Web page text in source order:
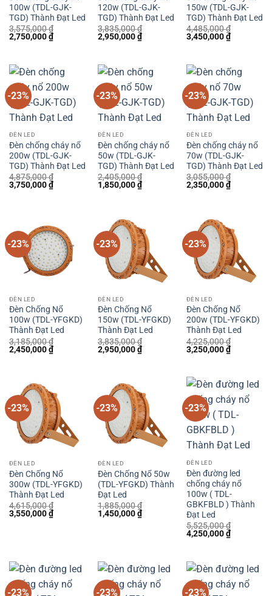
100w (TDL-GJK-
TGD) Thành Đạt Led
3,575,000₫
Giá
gốc
2,750,000₫Giá
hiện
2,750,000 ₫.
120w (TDL-GJK-
TGD) Thành Đạt Led
3,835,000₫
Giá
gốc
2,950,000₫Giá
hiện
2,950,000 ₫.
150w (TDL-GJK-
TGD) Thành Đạt Led
4,485,000₫
Giá
gốc
3,450,000₫Giá
hiện
3,450,000
-23%
ĐÈN LED
Đèn chống cháy nổ
200w (TDL-GJK-
TGD) Thành Đạt Led
4,875,000₫
Giá
gốc
3,750,000₫Giá
hiện
-23%
ĐÈN LED
Đèn chống cháy nổ
50w (TDL-GJK-
TGD) Thành Đạt Led
2,405,000₫
Giá
gốc
1,850,000₫Giá
hiện
-23%
ĐÈN LED
Đèn chống cháy nổ
70w (TDL-GJK-
TGD) Thành Đạt Led
3,055,000₫
Giá
gốc
2,350,000₫Giá
hiện
-23%
ĐÈN LED
Đèn Chống Nổ
100w (TDL-YFGKD)
Thành Đạt Led
3,185,000₫
Giá
gốc
2,450,000₫Giá
hiện
-23%
ĐÈN LED
Đèn Chống Nổ
150w (TDL-YFGKD)
Thành Đạt Led
3,835,000₫
Giá
gốc
2,950,000₫Giá
hiện
2,950,000 ₫.
-23%
ĐÈN LED
Đèn Chống Nổ
200w (TDL-YFGKD)
Thành Đạt Led
4,225,000₫
Giá
gốc
3,250,000₫Giá
hiện
3,250,000
-23%
ĐÈN LED
Đèn Chống Nổ
300w (TDL-YFGKD)
Thành Đạt Led
4,615,000₫
Giá
gốc
3,550,000₫Giá
hiện
-23%
ĐÈN LED
Đèn Chống Nổ 50w
(TDL-YFGKD) Thành
Đạt Led
1,885,000₫
Giá
gốc
1,450,000₫Giá
hiện
-23%
ĐÈN LED
Đèn đường led
chống cháy nổ
100w ( TDL-
GBKFBLD ) Thành
Đạt Led
5,525,000₫
Giá
gốc
4,250,000₫Giá
hiện
4,250,000
-23% -23% -23%